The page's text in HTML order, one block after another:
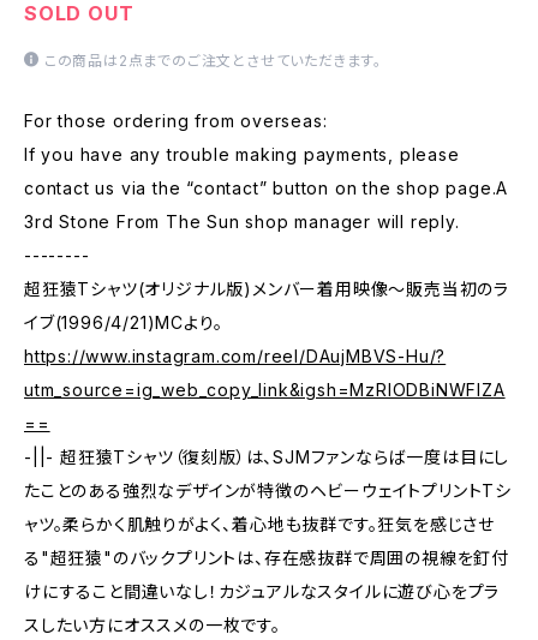
SOLD OUT
この商品は2点までのご注文とさせていただきます。
For those ordering from overseas:
If you have any trouble making payments, please
contact us via the “contact” button on the shop page.A
3rd Stone From The Sun shop manager will reply.
--------
超狂猿Tシャツ(オリジナル版)メンバー着用映像〜販売当初のラ
イブ(1996/4/21)MCより。
https://www.instagram.com/reel/DAujMBVS-Hu/?
utm_source=ig_web_copy_link&igsh=MzRlODBiNWFlZA
==
-||- 超狂猿Tシャツ（復刻版）は、SJMファンならば一度は目にし
たことのある強烈なデザインが特徴のヘビーウェイトプリントTシ
ャツ。柔らかく肌触りがよく、着心地も抜群です。狂気を感じさせ
る"超狂猿"のバックプリントは、存在感抜群で周囲の視線を釘付
けにすること間違いなし！カジュアルなスタイルに遊び心をプラ
スしたい方にオススメの一枚です。